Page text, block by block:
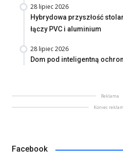
28 lipiec 2026
Hybrydowa przyszłość
łączy PVC i aluminium
28 lipiec 2026
Dom pod inteligentną
Reklama
Koniec
Facebook